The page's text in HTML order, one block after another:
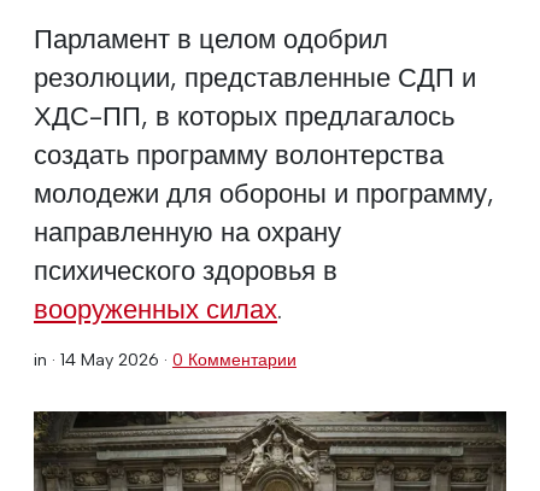
Парламент в целом одобрил
резолюции, представленные СДП и
ХДС-ПП, в которых предлагалось
создать программу волонтерства
молодежи для обороны и программу,
направленную на охрану
психического здоровья в
вооруженных силах.
in · 14 May 2026 · 0 Комментарии